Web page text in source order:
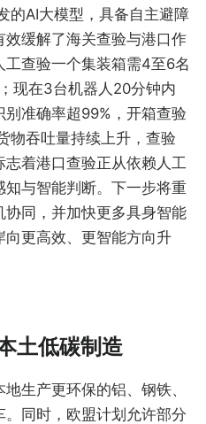
的AI大模型，具备自主避障
缓解了海关查验与港口作
查验一个集装箱需4至6名
现在3台机器人20分钟内
准确率超99%，开箱查验
物吞吐量持续上升，查验
着港口查验正从依赖人工
与智能判断。下一步将重
同，并加快更多具身智能
更高效、更智能方向升
土低碳制造
生产更环保的铝、钢铁、
同时，欧盟计划允许部分